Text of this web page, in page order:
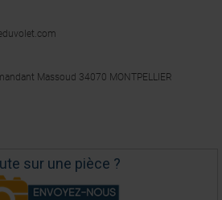
Massoud 34070 MONTPELLIER
sur une pièce ?